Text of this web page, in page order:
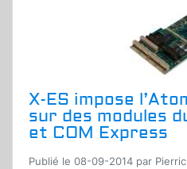
X-ES impose
sur des modules
et COM Express
Publié le 08-09-2014 par